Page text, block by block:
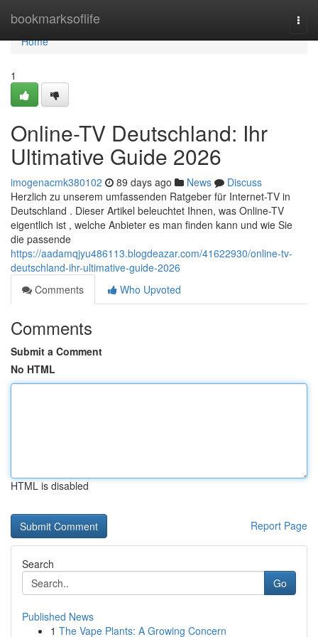
bookmarksoflife
Home
Home
1
Online-TV Deutschland: Ihr
Ultimative Guide 2026
imogenacmk380102 89 days ago News
Discuss
Herzlich zu unserem umfassenden Ratgeber für Internet-TV in
Deutschland . Dieser Artikel beleuchtet Ihnen, was Online-TV
eigentlich ist , welche Anbieter es man finden kann und wie Sie
die passende
https://aadamqjyu486113.blogdeazar.com/41622930/online-tv-
deutschland-ihr-ultimative-guide-2026
Comments
Who Upvoted
Comments
Submit a Comment
No HTML
HTML is disabled
Report Page
Search
Go
Published News
1 The Vape Plants: A Growing Concern